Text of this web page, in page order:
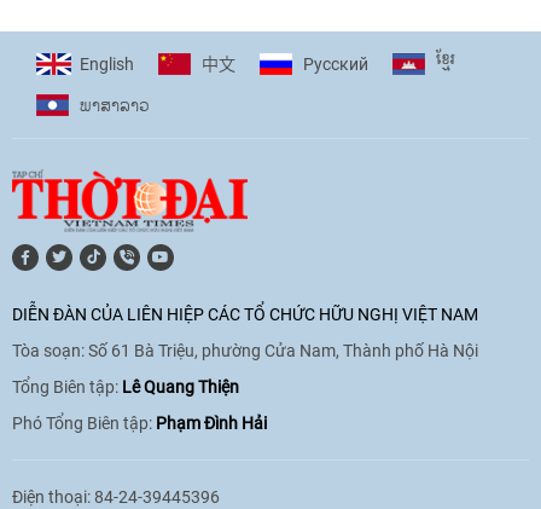
11:10|17/06/2026
hòa bình, hữu nghị giữa các dân tộc"
cho Đại sứ Hungary tại Việt Nam
17:25|13/06/2026
English 中文 Pусский ខ្មែរ
ພາ​ສາ​ລາວ
DIỄN ĐÀN CỦA LIÊN HIỆP CÁC TỔ CHỨC HỮU NGHỊ VIỆT NAM
Tòa soạn: Số 61 Bà Triệu, phường Cửa Nam, Thành phố Hà Nội
Tổng Biên tập: Lê Quang Thiện
Phó Tổng Biên tập: Phạm Đình Hải
Điện thoại: 84-24-39445396